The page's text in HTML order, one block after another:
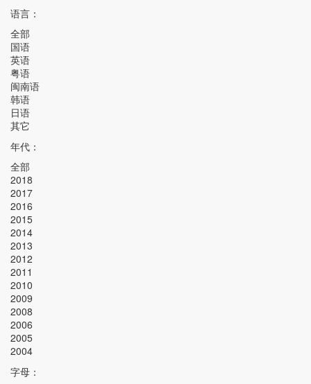
语言：
全部
国语
英语
粤语
闽南语
韩语
日语
其它
年代：
全部
2018
2017
2016
2015
2014
2013
2012
2011
2010
2009
2008
2006
2005
2004
字母：